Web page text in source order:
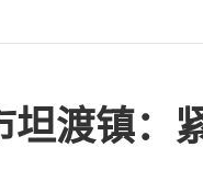
渡镇：